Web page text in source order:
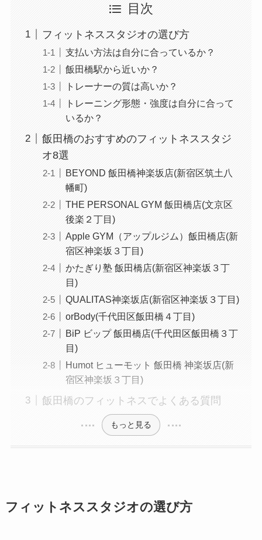
目次
フィットネススタジオの選び方
支払い方法は自分に合っているか？
飯田橋駅から近いか？
トレーナーの質は高いか？
トレーニング形態・強度は自分に合って
いるか？
飯田橋のおすすめのフィットネススタジ
オ8選
BEYOND 飯田橋神楽坂店(新宿区筑土八
幡町)
THE PERSONAL GYM 飯田橋店(文京区
後楽２丁目)
Apple GYM（アップルジム）飯田橋店(新
宿区神楽坂３丁目)
かたぎり塾 飯田橋店(新宿区神楽坂３丁
目)
QUALITAS神楽坂店(新宿区神楽坂３丁目)
orBody(千代田区飯田橋４丁目)
BiP ビップ 飯田橋店(千代田区飯田橋３丁
目)
Humot ヒューモット 飯田橋 神楽坂店(新
宿区神楽坂３丁目)
飯田橋のフィットネスでよくある質問
もっと見る
フィットネススタジオの選び方